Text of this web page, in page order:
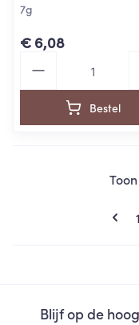
7g
€ 6,08
Bestel
1
Toon
Blijf op de